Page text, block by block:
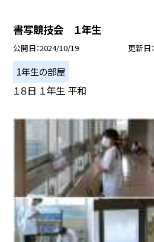
書写競技会 １年生
公開日 2024/10/19 更新日
1年生の部屋
１８日 １年生 平和